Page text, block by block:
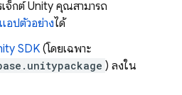
จ็กต์ Unity คุณสามารถ
แอปตัวอย่างได้
SDK (โดยเฉพาะ
) ลงใน